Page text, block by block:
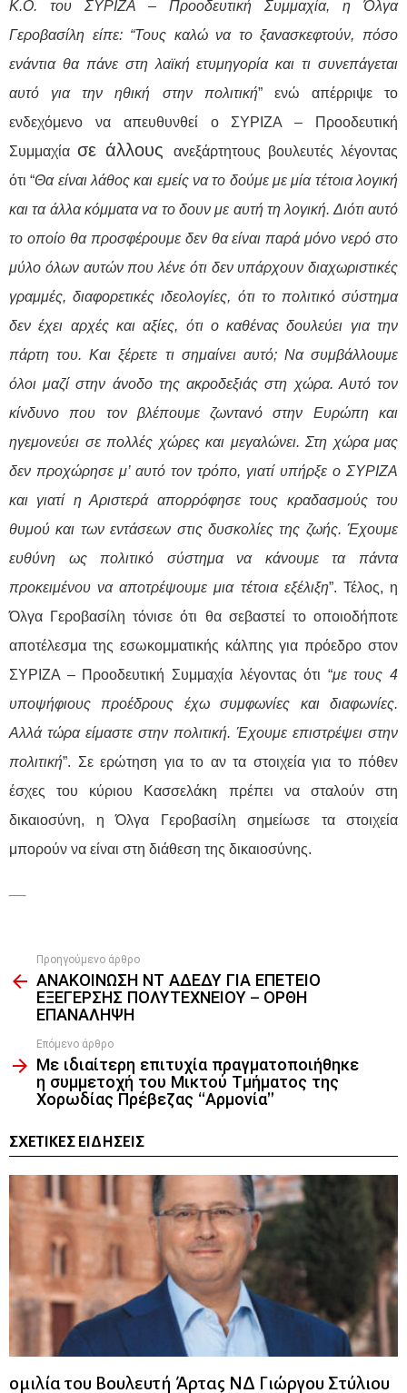
Κ.Ο. του ΣΥΡΙΖΑ – Προοδευτική Συμμαχία, η Όλγα
Γεροβασίλη είπε: “Τους καλώ να το ξανασκεφτούν, πόσο
ενάντια θα πάνε στη λαϊκή ετυμηγορία και τι συνεπάγεται
αυτό για την ηθική στην πολιτική” ενώ απέρριψε το
ενδεχόμενο να απευθυνθεί ο ΣΥΡΙΖΑ – Προοδευτική
Συμμαχίασε άλλους
ανεξάρτητους βουλευτές λέγοντας
ότι “Θα είναι λάθος και εμείς να το δούμε με μία τέτοια λογική
και τα άλλα κόμματα να το δουν με αυτή τη λογική. Διότι αυτό
το οποίο θα προσφέρουμε δεν θα είναι παρά μόνο νερό στο
μύλο όλων αυτών που λένε ότι δεν υπάρχουν διαχωριστικές
γραμμές, διαφορετικές ιδεολογίες, ότι το πολιτικό σύστημα
δεν έχει αρχές και αξίες, ότι ο καθένας δουλεύει για την
πάρτη του. Και ξέρετε τι σημαίνει αυτό; Να συμβάλλουμε
όλοι μαζί στην άνοδο της ακροδεξιάς στη χώρα. Αυτό τον
κίνδυνο που τον βλέπουμε ζωντανό στην Ευρώπη και
ηγεμονεύει σε πολλές χώρες και μεγαλώνει. Στη χώρα μας
δεν προχώρησε μ’ αυτό τον τρόπο, γιατί υπήρξε ο ΣΥΡΙΖΑ
και γιατί η Αριστερά απορρόφησε τους κραδασμούς του
θυμού και των εντάσεων στις δυσκολίες της ζωής. Έχουμε
ευθύνη ως πολιτικό σύστημα να κάνουμε τα πάντα
προκειμένου να αποτρέψουμε μια τέτοια εξέλιξη”. Τέλος, η
Όλγα Γεροβασίλη τόνισε ότι θα σεβαστεί το οποιοδήποτε
αποτέλεσμα της εσωκομματικής κάλπης για πρόεδρο στον
ΣΥΡΙΖΑ – Προοδευτική Συμμαχία λέγοντας ότι “με τους 4
υποψήφιους προέδρους έχω συμφωνίες και διαφωνίες.
Αλλά τώρα είμαστε στην πολιτική. Έχουμε επιστρέψει στην
πολιτική”. Σε ερώτηση για το αν τα στοιχεία για το πόθεν
έσχες του κύριου Κασσελάκη πρέπει να σταλούν στη
δικαιοσύνη, η Όλγα Γεροβασίλη σημείωσε τα στοιχεία
μπορούν να είναι στη διάθεση της δικαιοσύνης.
—
more
Προηγούμενο άρθρο
ΑΝΑΚΟΙΝΩΣΗ ΝΤ ΑΔΕΔΥ ΓΙΑ ΕΠΕΤΕΙΟ
ΕΞΕΓΕΡΣΗΣ ΠΟΛΥΤΕΧΝΕΙΟΥ – ΟΡΘΗ
ΕΠΑΝΑΛΗΨΗ
Επόμενο άρθρο
Με ιδιαίτερη επιτυχία πραγματοποιήθηκε
η συμμετοχή του Μικτού Τμήματος της
Χορωδίας Πρέβεζας “Αρμονία”
ΣΧΕΤΙΚΈΣ ΕΙΔΉΣΕΙΣ
ομιλία του Βουλευτή Άρτας ΝΔ Γιώργου Στύλιου